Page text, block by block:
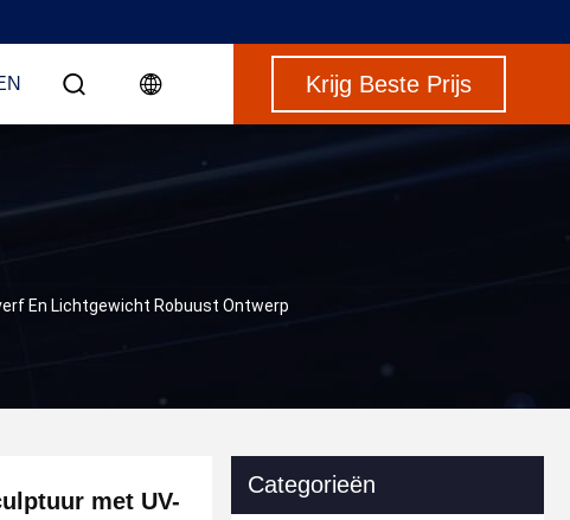
Krijg Beste Prijs
En Lichtgewicht Robuust Ontwerp
met UV-
Categorieën